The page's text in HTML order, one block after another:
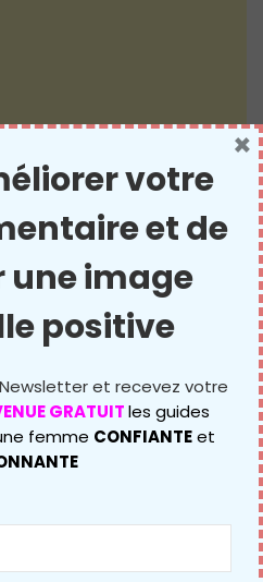
tous les jours
style de vie vous apporte,
vous vous rendiez au
des amis pour le
jupe noire devrait vous
votre
et de
une image
positive
et recevez votre
GRATUITles guides
femme CONFIANTEet
×